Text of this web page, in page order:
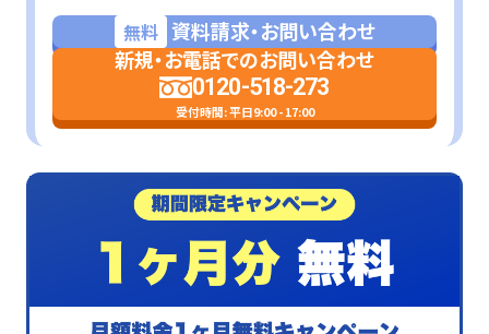
無料 資料請求・お問い合わせ
新規・お電話でのお問い合わせ
0120-518-273
受付時間: 平日9:00 - 17:00